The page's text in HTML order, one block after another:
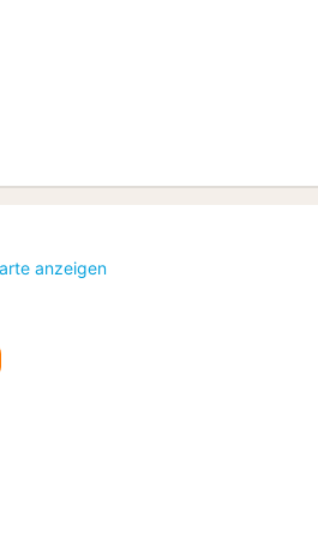
anzeigen